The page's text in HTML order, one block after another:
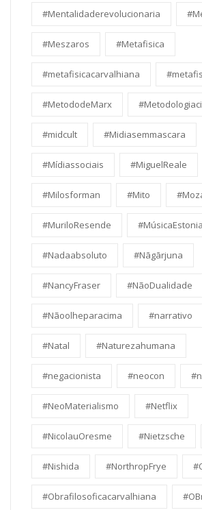
#Mentalidaderevolucionaria
#Meszaros #Metafisica
#metafisicacarvalhiana
#MetododeMarx
#midcult #Midiasemmascara
#Mídiassociais #MiguelReale
#Milosforman #Mito
#MuriloResende
#Nadaabsoluto #Nāgārjuna
#NancyFraser #NãoDualidade
#Nãoolheparacima #narrativo
#Natal #Naturezahumana
#negacionista #neocon
#NeoMaterialismo #Netflix
#NicolauOresme #Nietzsche
#Nishida #NorthropFrye
#Obrafilosoficacarvalhiana